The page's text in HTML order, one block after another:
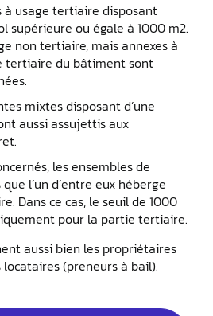
à usage tertiaire disposant
supérieure ou égale à 1000 m2.
non tertiaire, mais annexes à
tertiaire du bâtiment sont
mixtes disposant d’une
aussi assujettis aux
les ensembles de
l’un d’entre eux héberge
Dans ce cas, le seuil de 1000
pour la partie tertiaire.
aussi bien les propriétaires
(preneurs à bail).